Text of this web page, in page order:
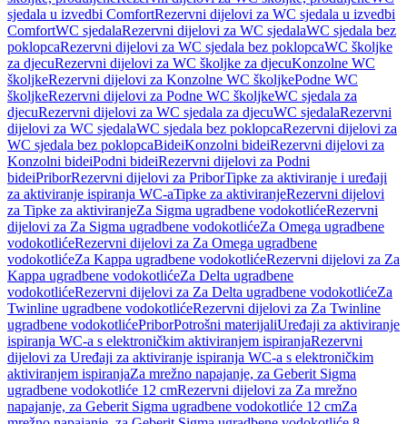
sjedala u izvedbi ComfortRezervni dijelovi za WC sjedala u izvedbi
ComfortWC sjedalaRezervni dijelovi za WC sjedalaWC sjedala bez
poklopcaRezervni dijelovi za WC sjedala bez poklopcaWC školjke
za djecuRezervni dijelovi za WC školjke za djecuKonzolne WC
školjkeRezervni dijelovi za Konzolne WC školjkePodne WC
školjkeRezervni dijelovi za Podne WC školjkeWC sjedala za
djecuRezervni dijelovi za WC sjedala za djecuWC sjedalaRezervni
dijelovi za WC sjedalaWC sjedala bez poklopcaRezervni dijelovi za
WC sjedala bez poklopcaBideiKonzolni bideiRezervni dijelovi za
Konzolni bideiPodni bideiRezervni dijelovi za Podni
bideiPriborRezervni dijelovi za PriborTipke za aktiviranje i uređaji
za aktiviranje ispiranja WC-aTipke za aktiviranjeRezervni dijelovi
za Tipke za aktiviranjeZa Sigma ugradbene vodokotlićeRezervni
dijelovi za Za Sigma ugradbene vodokotlićeZa Omega ugradbene
vodokotlićeRezervni dijelovi za Za Omega ugradbene
vodokotlićeZa Kappa ugradbene vodokotlićeRezervni dijelovi za Za
Kappa ugradbene vodokotlićeZa Delta ugradbene
vodokotlićeRezervni dijelovi za Za Delta ugradbene vodokotlićeZa
Twinline ugradbene vodokotlićeRezervni dijelovi za Za Twinline
ugradbene vodokotlićePriborPotrošni materijaliUređaji za aktiviranje
ispiranja WC-a s elektroničkim aktiviranjem ispiranjaRezervni
dijelovi za Uređaji za aktiviranje ispiranja WC-a s elektroničkim
aktiviranjem ispiranjaZa mrežno napajanje, za Geberit Sigma
ugradbene vodokotliće 12 cmRezervni dijelovi za Za mrežno
napajanje, za Geberit Sigma ugradbene vodokotliće 12 cmZa